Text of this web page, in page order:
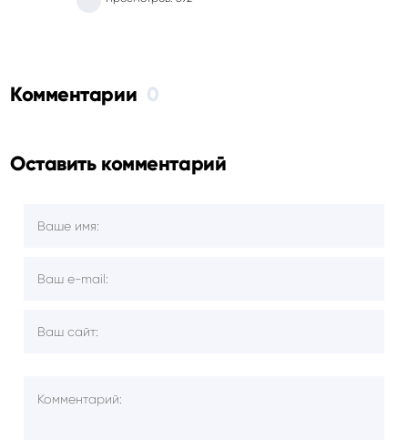
Комментарии 0
Оставить комментарий